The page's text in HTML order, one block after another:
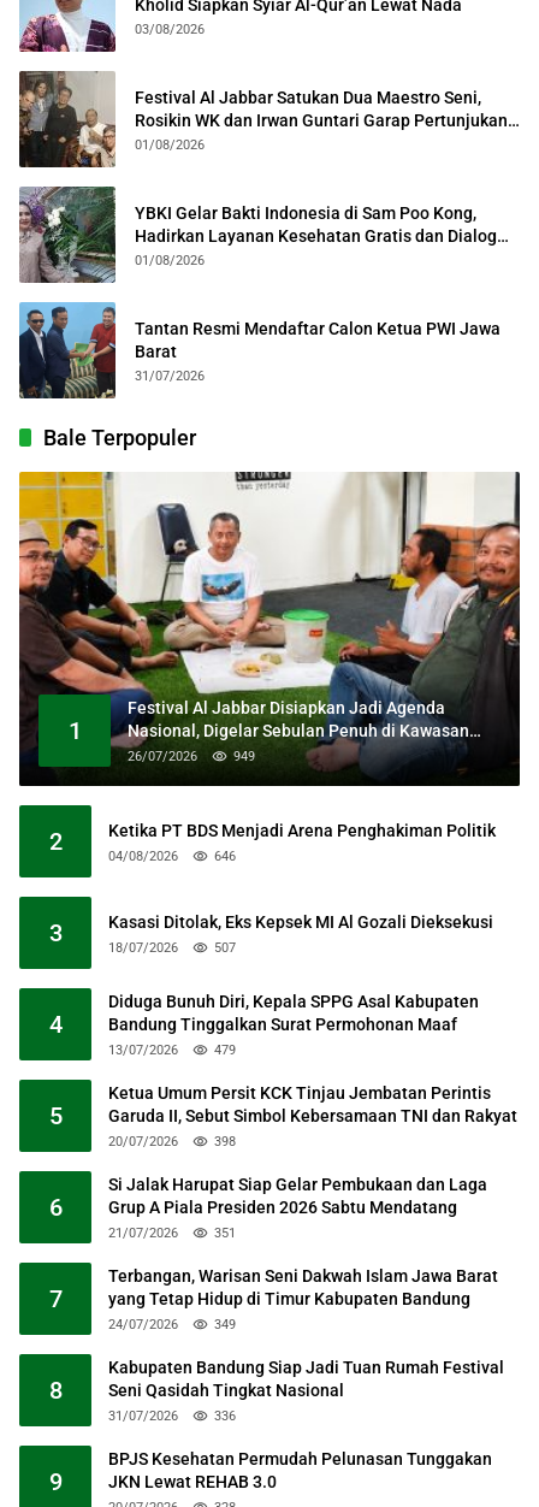
Kholid Siapkan Syiar Al-Qur’an Lewat Nada
03/08/2026
Festival Al Jabbar Satukan Dua Maestro Seni,
Rosikin WK dan Irwan Guntari Garap Pertunjukan
Kolosal
01/08/2026
YBKI Gelar Bakti Indonesia di Sam Poo Kong,
Hadirkan Layanan Kesehatan Gratis dan Dialog
Kebangsaan
01/08/2026
Tantan Resmi Mendaftar Calon Ketua PWI Jawa
Barat
31/07/2026
Bale Terpopuler
1
Festival Al Jabbar Disiapkan Jadi Agenda
Nasional, Digelar Sebulan Penuh di Kawasan
Masjid Raya Al Jabbar
26/07/2026 949
2 Ketika PT BDS Menjadi Arena Penghakiman Politik
04/08/2026 646
3 Kasasi Ditolak, Eks Kepsek MI Al Gozali Dieksekusi
18/07/2026 507
4
Diduga Bunuh Diri, Kepala SPPG Asal Kabupaten
Bandung Tinggalkan Surat Permohonan Maaf
13/07/2026 479
5
Ketua Umum Persit KCK Tinjau Jembatan Perintis
Garuda II, Sebut Simbol Kebersamaan TNI dan Rakyat
20/07/2026 398
6
Si Jalak Harupat Siap Gelar Pembukaan dan Laga
Grup A Piala Presiden 2026 Sabtu Mendatang
21/07/2026 351
7
Terbangan, Warisan Seni Dakwah Islam Jawa Barat
yang Tetap Hidup di Timur Kabupaten Bandung
24/07/2026 349
8
Kabupaten Bandung Siap Jadi Tuan Rumah Festival
Seni Qasidah Tingkat Nasional
31/07/2026 336
9
BPJS Kesehatan Permudah Pelunasan Tunggakan
JKN Lewat REHAB 3.0